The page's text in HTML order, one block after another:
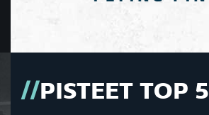
PISTEET TOP 5